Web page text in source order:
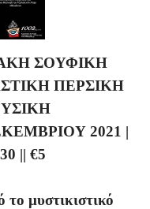
ΣΟΥΦΙΚΗ
ΠΕΡΣΙΚΗ
2021 |
|| €5
μυστικιστικό